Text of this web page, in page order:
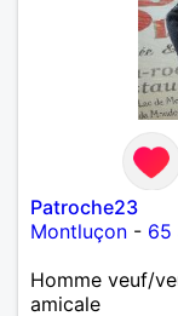
Patroche23
Montluçon - 65
Homme veuf/
amicale